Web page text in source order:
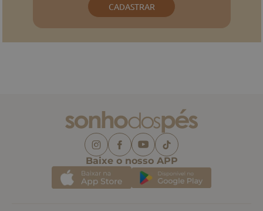
CADASTRAR
Baixe o nosso APP